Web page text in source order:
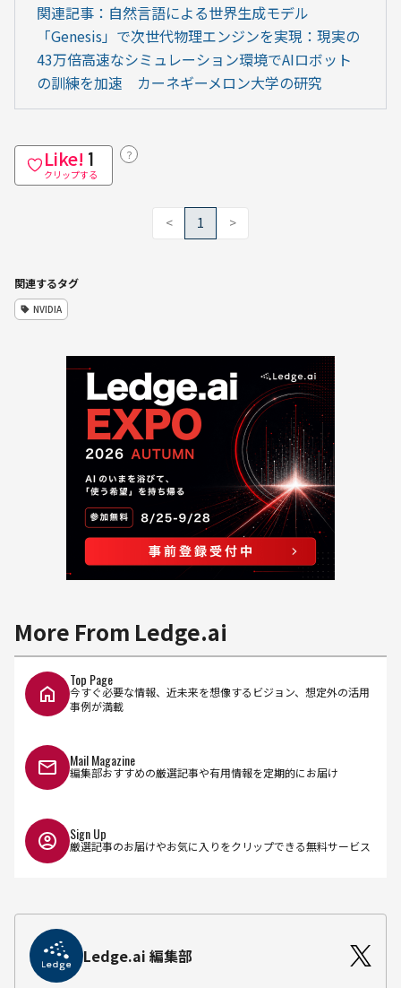
関連記事：自然言語による世界生成モデル
「Genesis」で次世代物理エンジンを実現：現実の
43万倍高速なシミュレーション環境でAIロボット
の訓練を加速　カーネギーメロン大学の研究
Like! 1
クリップする
？
< 1 >
関連するタグ
NVIDIA
More From Ledge.ai
Top Page
今すぐ必要な情報、近未来を想像するビジョン、想定外の活用
事例が満載
Mail Magazine
編集部おすすめの厳選記事や有用情報を定期的にお届け
Sign Up
厳選記事のお届けやお気に入りをクリップできる無料サービス
Ledge.ai 編集部